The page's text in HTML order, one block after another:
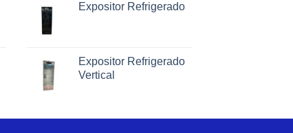
Expositor Refrigerado
Expositor Refrigerado
Vertical